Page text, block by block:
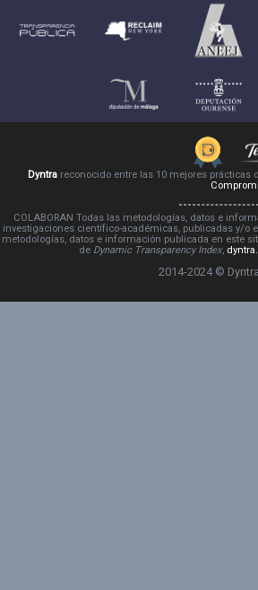
Dyntrareconocido entre las 10 mejores prácticas
COLABORAN Todas las metodologías, datos e
investigaciones científico-académicas, publicadas y/o
metodologías, datos e información publicada en este
de Dynamic Transparency Index,
2014-2024 ©